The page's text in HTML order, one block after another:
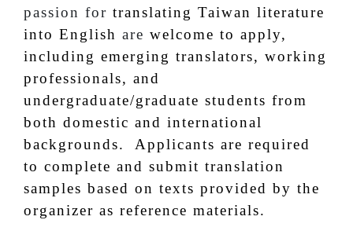
passion for translating Taiwan literature
into English are welcome to apply,
including emerging translators, working
professionals, and
undergraduate/graduate students from
both domestic and international
backgrounds. Applicants are required
to complete and submit translation
samples based on texts provided by the
organizer as reference materials.